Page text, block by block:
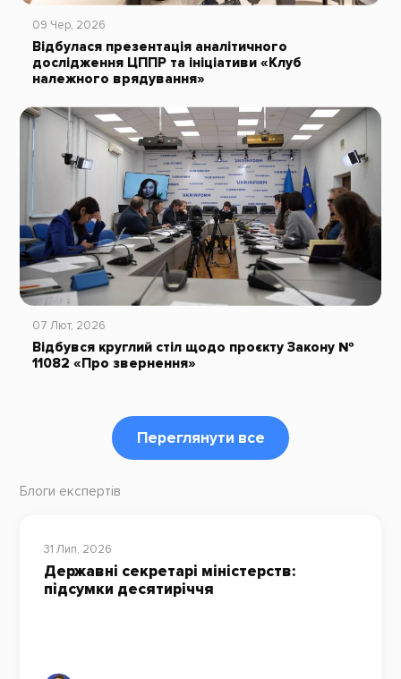
09 Чер, 2026
Відбулася презентація аналітичного
дослідження ЦППР та ініціативи «Клуб
належного врядування»
07 Лют, 2026
Відбувся круглий стіл щодо проєкту Закону №
11082 «Про звернення»
Переглянути все
Блоги експертів
31 Лип, 2026
Державні секретарі міністерств:
підсумки десятиріччя